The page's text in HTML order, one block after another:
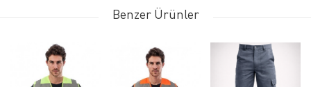
Benzer Ürünler